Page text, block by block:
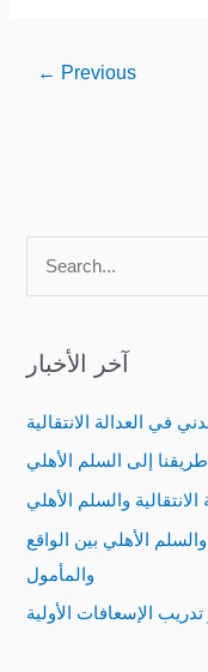
← Previous
r
o
r
:
آخر الأخبار
في العدالة الانتقالية
طريقنا إلى السلم الأهلي
والسلم الأهلي
الأهلي بين الواقع
والمأمول
تدريب الإسعافات الأولية